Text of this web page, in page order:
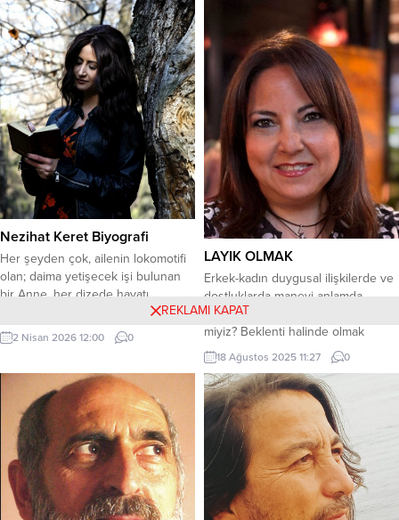
kimsesiz çocuğa sor: Ayakkabısı
delik, Gömleği yırtık-sökük, İçi
darmadağın. HAİKU Vedamdı benim
O...
Nezihat Keret Biyografi
Her şeyden çok, ailenin lokomotifi
olan; daima yetişecek işi bulunan
bir Anne, her dizede hayatı
sorgulatan, anlatacak öyküsünden
çok anlaşılacak hayalleri olan bir
Şair, kararlı hale gelebilmek için
karşılığında ilham bulmuş bir Kimya
mühendisi. Profesyonel yaşamında
kalite ve proje yönetimi alanında
çalışırken, iç dünyasını edebiyatla
ifade...
2 Nisan 2026 12:00 0
LAYIK OLMAK
Erkek-kadın duygusal ilişkilerde ve
dostluklarda manevi anlamda
karşılıksız, beklentisiz sevebilir
miyiz? Beklenti halinde olmak
koşullu sevmek midir? Evet veya
hayır. Herkese göre değişir. Aşkta
beklenti olmaz diye düşünenleri
duyar gibiyim. Bana göre, ikili erkek
kadın ilişkilerinde aksine daha da
belirgin manevi beklentiler ve
emek söz konusu olabilir. Bu gayet
doğaldır...
18 Ağustos 2025 11:27 0
REKLAMI KAPAT